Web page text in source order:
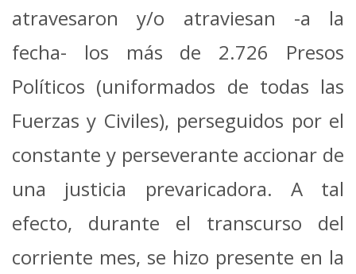
atravesaron y/o atraviesan -a la
fecha- los más de 2.726 Presos
Políticos (uniformados de todas las
Fuerzas y Civiles), perseguidos por el
constante y perseverante accionar de
una justicia prevaricadora. A tal
efecto, durante el transcurso del
corriente mes, se hizo presente en la